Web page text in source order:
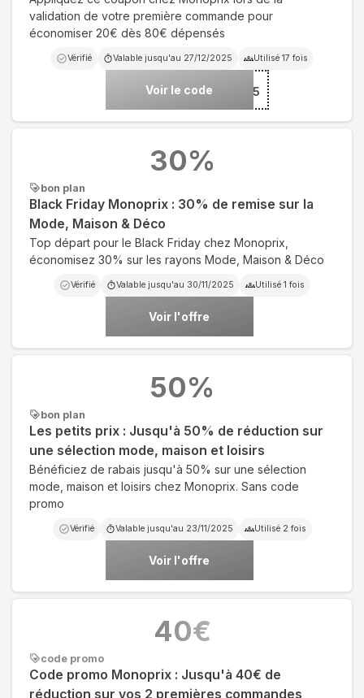
validation de votre première commande pour
économiser 20€ dès 80€ dépensés
Vérifié Valable jusqu'au 27/12/2025 Utilisé 17 fois
Voir le code
***-NOEL2025
bon plan
Black Friday Monoprix : 30% de remise sur la
Mode, Maison & Déco
Top départ pour le Black Friday chez Monoprix,
économisez 30% sur les rayons Mode, Maison & Déco
Vérifié Valable jusqu'au 30/11/2025 Utilisé 1 fois
Voir l'offre
30%
bon plan
Les petits prix : Jusqu'à 50% de réduction sur
une sélection mode, maison et loisirs
Bénéficiez de rabais jusqu'à 50% sur une sélection
mode, maison et loisirs chez Monoprix. Sans code
promo
Vérifié Valable jusqu'au 23/11/2025 Utilisé 2 fois
Voir l'offre
50%
code promo
Code promo Monoprix : Jusqu'à 40€ de
réduction sur vos 2 premières commandes
40€